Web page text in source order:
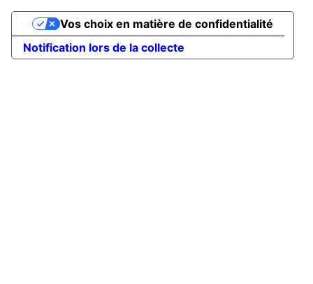
Notification lors de la collecte
Vos choix en matière de confidentialité